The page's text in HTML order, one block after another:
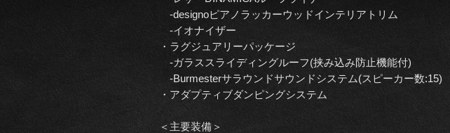
-designoピアノラッカーウッドインテリアトリム
-イオナイザー
・ラグジュアリーパッケージ
-ガラススライディングルーフ(挟み込み防止機能付)
-Burmesterサラウンドサウンドシステム(スピーカー数:15)
・アダプティブダンピングシステム
＜主要装備＞